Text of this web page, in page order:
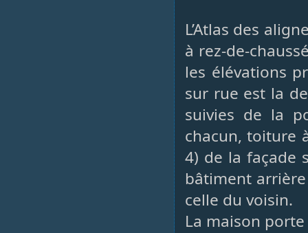
L’Atlas des
à rez-de-
les élévations
sur rue est la
suivies de la
chacun, toiture
4) de la façade
bâtiment arrière
celle du voisin.
La maison porte